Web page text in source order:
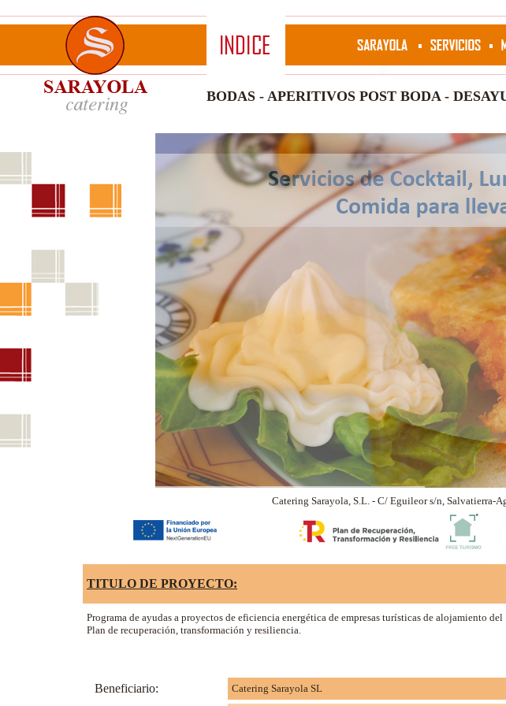
BODAS- APERITIVOS POST BODA-
Catering Sarayola, S.L. - C/ Eguileor s/n, Salvatierra-
TITULO DE PROYECTO:
Programa de ayudas a proyectos de eficiencia energética de empresas turísticas de alojamiento del
Plan de recuperación, transformación y resiliencia.
Beneficiario: Catering Sarayola SL